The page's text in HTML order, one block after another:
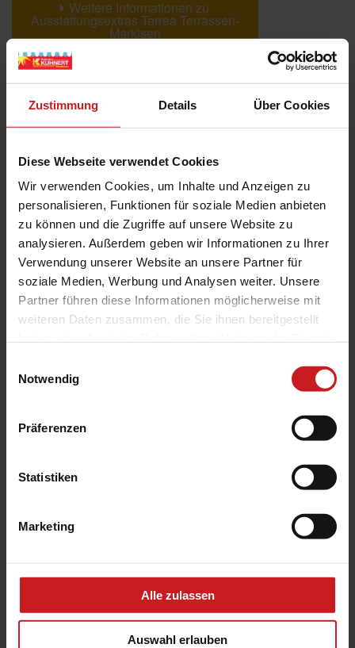
Zustimmung Details Über Cookies
Diese Webseite verwendet Cookies
Wir verwenden Cookies, um Inhalte und Anzeigen zu
personalisieren, Funktionen für soziale Medien anbieten
zu können und die Zugriffe auf unsere Website zu
analysieren. Außerdem geben wir Informationen zu Ihrer
Verwendung unserer Website an unsere Partner für
soziale Medien, Werbung und Analysen weiter. Unsere
Partner führen diese Informationen möglicherweise mit
weiteren Daten zusammen, die Sie ihnen bereitgestellt
Notwendig
Präferenzen
Statistiken
Marketing
Alle zulassen
Auswahl erlauben
Weitere Informationen zu
Ausstattungsextras Terrea Terrassen-
Markisen
Farben & Stoffe
Das könnte Sie auch interessieren